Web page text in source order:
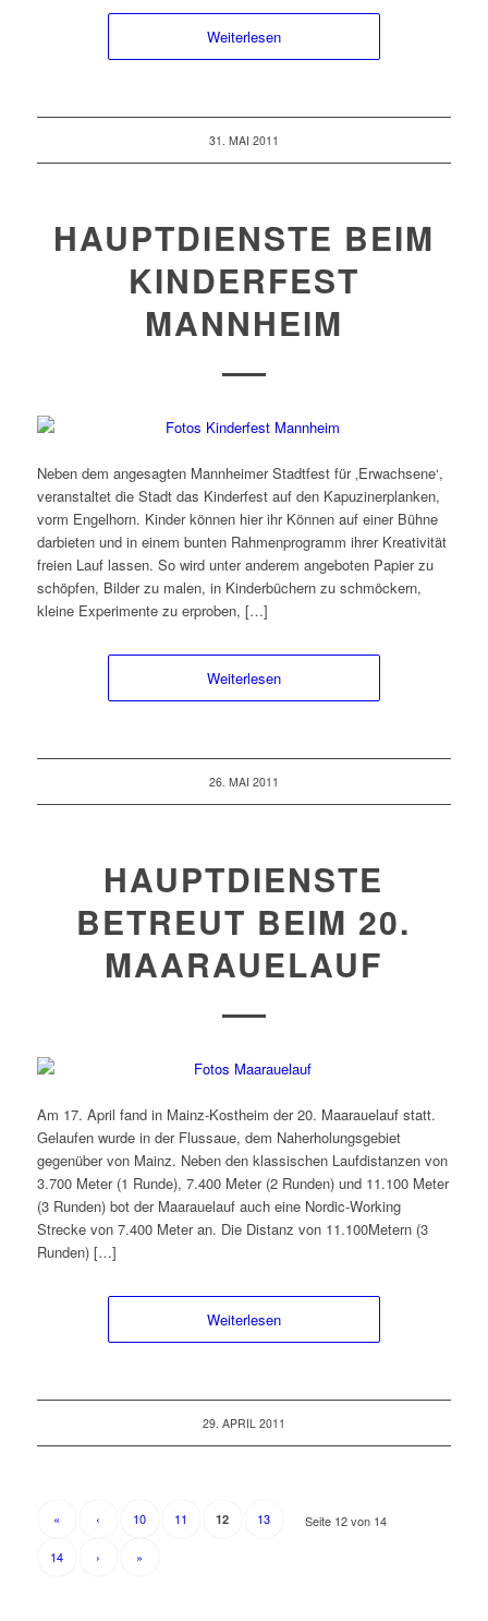
Weiterlesen
31. MAI 2011
HAUPTDIENSTE BEIM
KINDERFEST
MANNHEIM
Neben dem angesagten Mannheimer Stadtfest für ‚Erwachsene‘,
veranstaltet die Stadt das Kinderfest auf den Kapuzinerplanken,
vorm Engelhorn. Kinder können hier ihr Können auf einer Bühne
darbieten und in einem bunten Rahmenprogramm ihrer Kreativität
freien Lauf lassen. So wird unter anderem angeboten Papier zu
schöpfen, Bilder zu malen, in Kinderbüchern zu schmöckern,
kleine Experimente zu erproben, […]
Weiterlesen
26. MAI 2011
HAUPTDIENSTE
BETREUT BEIM 20.
MAARAUELAUF
Am 17. April fand in Mainz-Kostheim der 20. Maarauelauf statt.
Gelaufen wurde in der Flussaue, dem Naherholungsgebiet
gegenüber von Mainz. Neben den klassischen Laufdistanzen von
3.700 Meter (1 Runde), 7.400 Meter (2 Runden) und 11.100 Meter
(3 Runden) bot der Maarauelauf auch eine Nordic-Working
Strecke von 7.400 Meter an. Die Distanz von 11.100Metern (3
Runden) […]
Weiterlesen
29. APRIL 2011
Seite 12 von 14
« ‹ 10 11 12 13
14 › »